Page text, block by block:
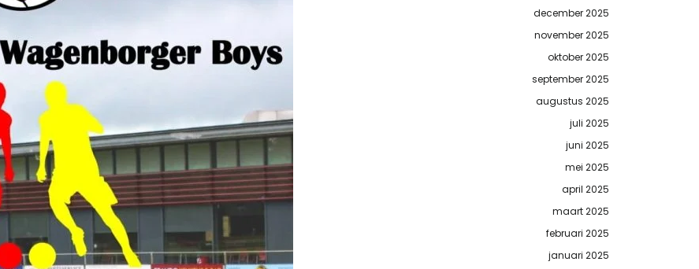
december 2025
november 2025
oktober 2025
september 2025
augustus 2025
juli 2025
juni 2025
mei 2025
april 2025
maart 2025
februari 2025
januari 2025